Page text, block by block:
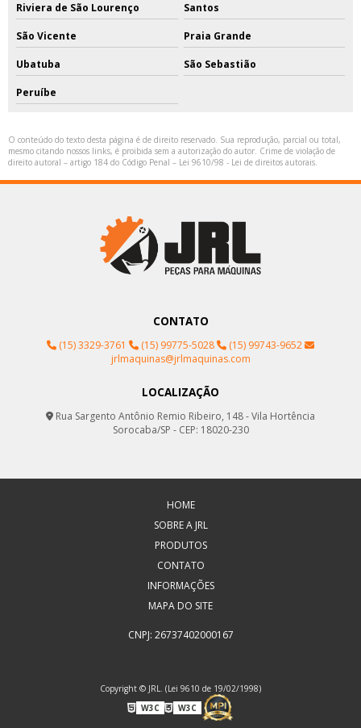
Riviera de São Lourenço Santos
São Vicente Praia Grande
Ubatuba São Sebastião
Peruíbe
O conteúdo do texto desta página é de direito reservado. Sua reprodução, parcial ou total,
mesmo citando nossos links, é proibida sem a autorização do autor. Crime de violação de
direito autoral – artigo 184 do Código Penal – Lei 9610/98 - Lei de direitos autorais.
CONTATO
(15) 3329-3761 (15) 99775-5028
(15) 99743-9652
jrlmaquinas@jrlmaquinas.com
LOCALIZAÇÃO
Rua Sargento Antônio Remio Ribeiro, 148 - Vila Hortência
Sorocaba/SP - CEP: 18020-230
HOME
SOBRE A JRL
PRODUTOS
CONTATO
INFORMAÇÕES
MAPA DO SITE
CNPJ: 26737402000167
Copyright © JRL. (Lei 9610 de 19/02/1998)
W3C
W3C